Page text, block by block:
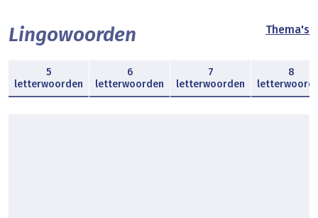
Lingowoorden Thema's
5
letterwoorden
6
letterwoorden
7
letterwoorden
8